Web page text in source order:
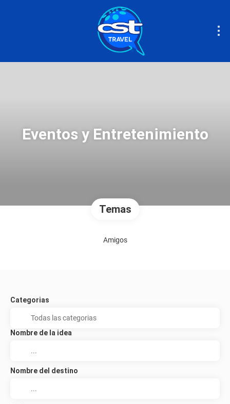
Eventos y Entretenimiento
Temas
Amigos
Categorias
Nombre de la idea
Nombre del destino